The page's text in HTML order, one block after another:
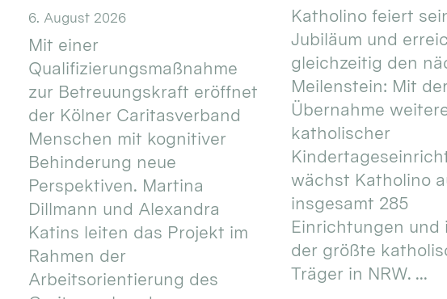
6. August 2026
Mit einer
Qualifizierungsmaßnahme
zur Betreuungskraft eröffnet
der Kölner Caritasverband
Menschen mit kognitiver
Behinderung neue
Perspektiven. Martina
Dillmann und Alexandra
Katins leiten das Projekt im
Rahmen der
Arbeitsorientierung des
Katholino feiert
Jubiläum und
gleichzeitig den
Meilenstein: Mit der
Übernahme
katholischer
wächst Katholino
insgesamt 285
Einrichtungen und
der größte
Träger in NRW. ...